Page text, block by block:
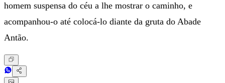
homem suspensa do céu a lhe mostrar o caminho, e
acompanhou-o até colocá-lo diante da gruta do Abade
Antão.